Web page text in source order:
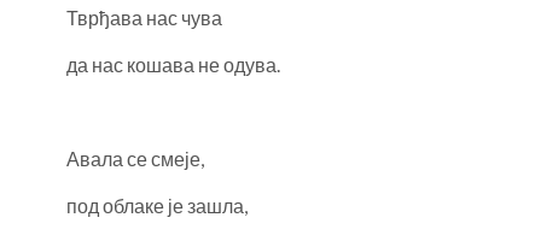
Тврђава нас чува
да нас кошава не одува.
Авала се смеје,
под облаке је зашла,